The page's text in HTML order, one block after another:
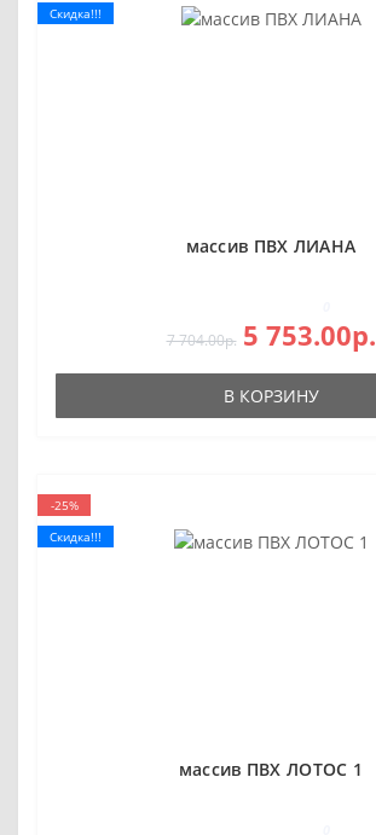
Скидка!!!
массив ПВХ ЛИАНА
7 704.00р. 5 753.00р.
В КОРЗИНУ
-25%
Скидка!!!
массив ПВХ ЛОТОС 1